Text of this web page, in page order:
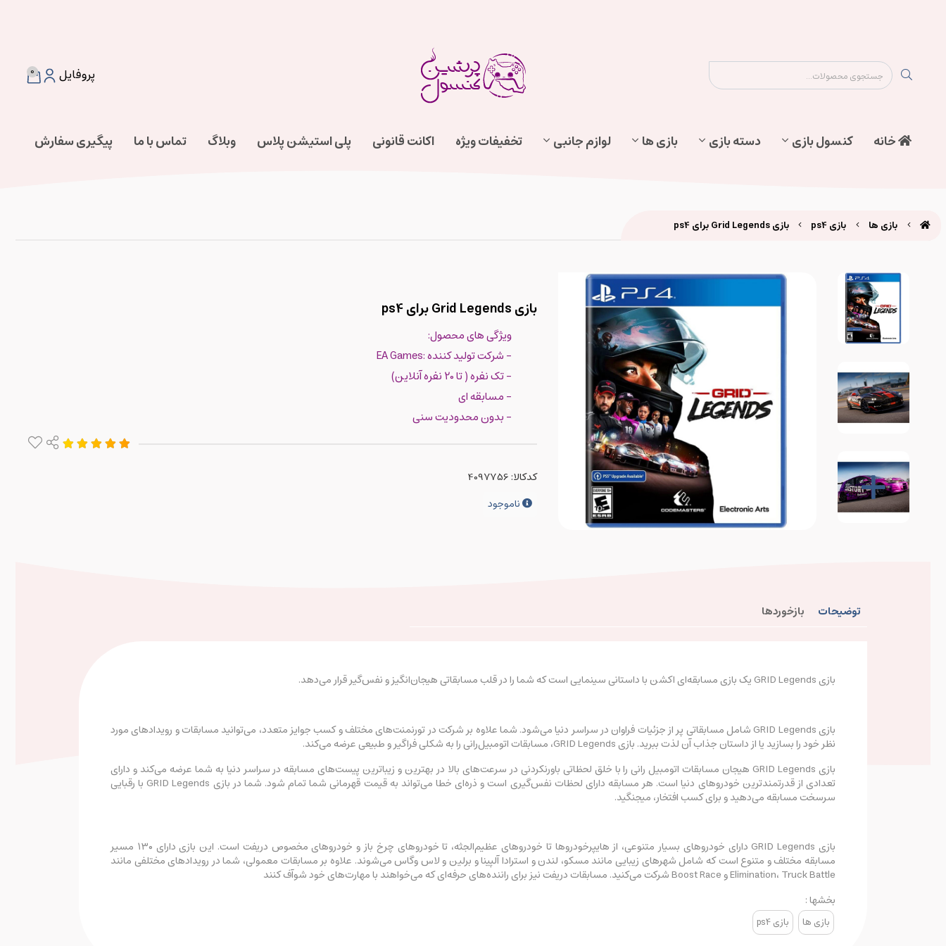
0 پروفایل
خانه کنسول بازی دسته بازی بازی ها لوازم جانبی تخفیفات ویژه اکانت قانونی پلی استیشن پلاس وبلاگ تماس با ما پیگیری سفارش
بازی ها بازی ps4 بازی Grid Legends برای ps4
بازی Grid Legends برای ps4
ویژگی های محصول:
- شرکت تولید کننده :EA Games
- تک نفره ( تا 20 نفره آنلاین)
- مسابقه ای
- بدون محدودیت سنی
کدکالا:
ناموجود
توضیحات بازخوردها
بازی GRID Legends یک بازی مسابقه‌ای اکشن با داستانی سینمایی است که شما را در قلب مسابقاتی هیجان‌انگیز و نفس‌گیر قرار می‌دهد.
بازی GRID Legends شامل مسابقاتی پر از جزئیات فراوان در سراسر دنیا می‌شود. شما علاوه بر شرکت در تورنمنت‌های مختلف و کسب جوایز متعدد، می‌توانید مسابقات و رویدادهای مورد
نظر خود را بسازید یا از داستان جذاب آن لذت ببرید. بازی GRID Legends، مسابقات اتومبیل‌رانی را به شکلی فراگیر و طبیعی عرضه می‌کند.
بازی GRID Legends هیجان مسابقات اتومبیل رانی را با خلق لحظاتی باورنکردنی در سرعت‌های بالا در بهترین و زیباترین پیست‌های مسابقه در سراسر دنیا به شما عرضه می‌کند و دارای
تعدادی از قدرتمندترین خودروهای دنیا است. هر مسابقه دارای لحظات نفس‌گیری است و ذره‌ای خطا می‌تواند به قیمت قهرمانی شما تمام شود. شما در بازی GRID Legends با رقبایی
سرسخت مسابقه می‌دهید و برای کسب افتخار، میجنگید.
بازی GRID Legends دارای خودروهای بسیار متنوعی، از هایپرخودروها تا خودروهای عظیم‌الجثه، تا خودروهای چرخ باز و خودروهای مخصوص دریفت است. این بازی دارای ۱۳۰ مسیر
مسابقه مختلف و متنوع است که شامل شهرهای زیبایی مانند مسکو، لندن و استرادا آلپینا و برلین و لاس وگاس می‌شوند. علاوه بر مسابقات معمولی، شما در رویدادهای مختلفی مانند
Elimination، Truck Battle و Boost Race شرکت می‌کنید. مسابقات دریفت نیز برای راننده‌های حرفه‌ای که می‌خواهند با مهارت‌های خود شوآف کنند
بخشها :
بازی ها بازی ps4